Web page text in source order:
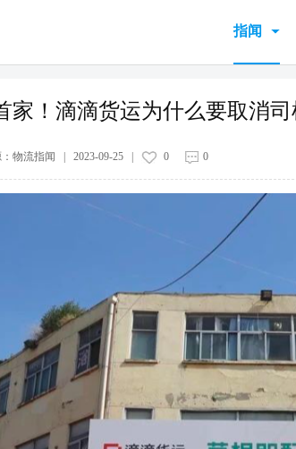
指闻
家！滴滴货运为什么要取消司
物流指闻 2023-09-25 0 0